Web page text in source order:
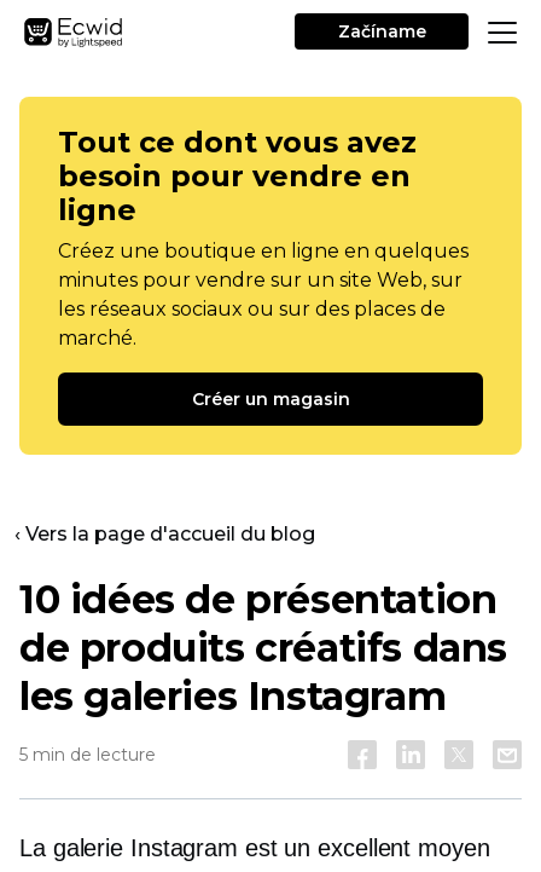
Začíname
Tout ce dont vous avez
besoin pour vendre en
ligne
Créez une boutique en ligne en quelques
minutes pour vendre sur un site Web, sur
les réseaux sociaux ou sur des places de
marché.
Créer un magasin
‹ Vers la page d'accueil du blog
10 idées de présentation
de produits créatifs dans
les galeries Instagram
5 min de lecture
La galerie Instagram est un excellent moyen